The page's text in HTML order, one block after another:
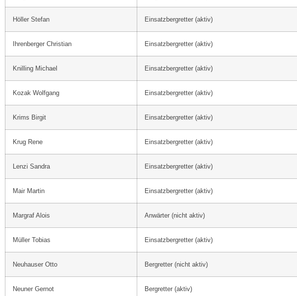
Höller Stefan Einsatzbergretter (aktiv)
Ihrenberger Christian Einsatzbergretter (aktiv)
Knilling Michael Einsatzbergretter (aktiv)
Kozak Wolfgang Einsatzbergretter (aktiv)
Krims Birgit Einsatzbergretter (aktiv)
Krug Rene Einsatzbergretter (aktiv)
Lenzi Sandra Einsatzbergretter (aktiv)
Mair Martin Einsatzbergretter (aktiv)
Margraf Alois Anwärter (nicht aktiv)
Müller Tobias Einsatzbergretter (aktiv)
Neuhauser Otto Bergretter (nicht aktiv)
Neuner Gernot Bergretter (aktiv)